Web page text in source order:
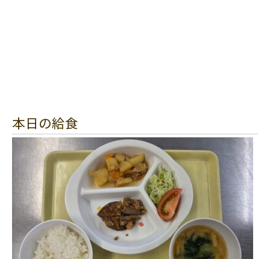
本日の給食